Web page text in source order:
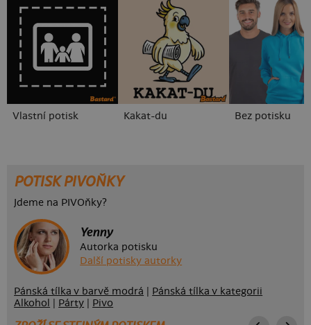
Vlastní potisk Kakat-du Bez potisku
POTISK PIVOŇKY
Jdeme na PIVOňky?
Yenny
Autorka potisku
Další potisky autorky
Pánská tílka v barvě modrá
Pánská tílka v kategorii
Alkohol
Párty Pivo